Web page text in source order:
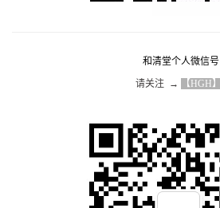
和清堂个人微信号
请关注  → 【HGH】